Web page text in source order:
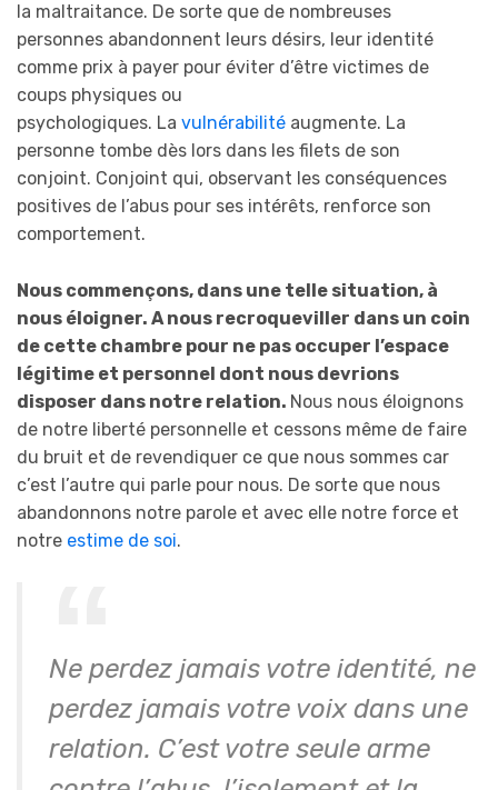
la maltraitance. De sorte que de nombreuses
personnes abandonnent leurs désirs, leur identité
comme prix à payer pour éviter d’être victimes de
coups physiques ou
psychologiques. La vulnérabilité augmente. La
personne tombe dès lors dans les filets de son
conjoint. Conjoint qui, observant les conséquences
positives de l’abus pour ses intérêts, renforce son
comportement.
Nous commençons, dans une telle situation, à
nous éloigner. A nous recroqueviller dans un coin
de cette chambre pour ne pas occuper l’espace
légitime et personnel dont nous devrions
disposer dans notre relation. Nous nous éloignons
de notre liberté personnelle et cessons même de faire
du bruit et de revendiquer ce que nous sommes car
c’est l’autre qui parle pour nous. De sorte que nous
abandonnons notre parole et avec elle notre force et
notre estime de soi.
Ne perdez jamais votre identité, ne
perdez jamais votre voix dans une
relation. C’est votre seule arme